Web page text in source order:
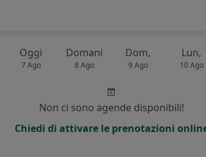
Oggi
7 Ago
Domani
8 Ago
Dom,
9 Ago
Lun,
10 Ago
Non ci sono agende disponibili!
Chiedi di attivare le prenotazioni